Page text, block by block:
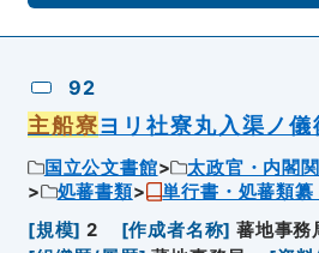
92
主船寮ヨリ社寮丸入渠ノ儀
国立公文書館 太政官・内閣
処蕃書類
単行書・処蕃類纂
[規模] 2 [作成者名称] 蕃地事務